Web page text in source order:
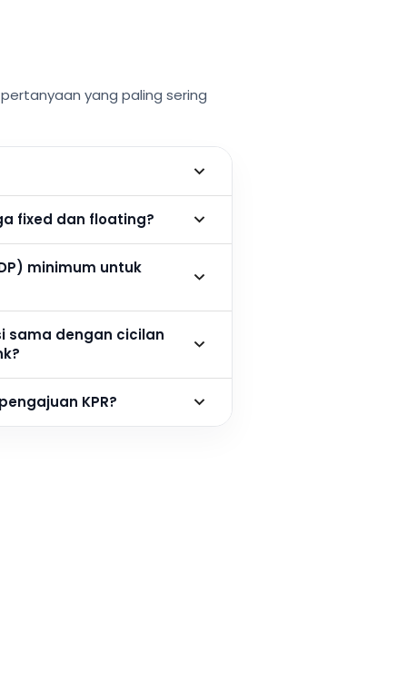
yang paling sering
fixed dan floating?
minimum untuk
sama dengan cicilan
KPR?